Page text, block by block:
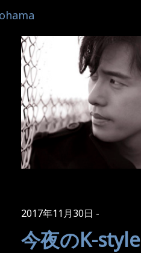
2017年11月30日
今夜のK-style